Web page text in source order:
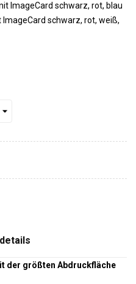
ImageCard schwarz, rot, blau
schwarz, rot, weiß,
der größten Abdruckfläche